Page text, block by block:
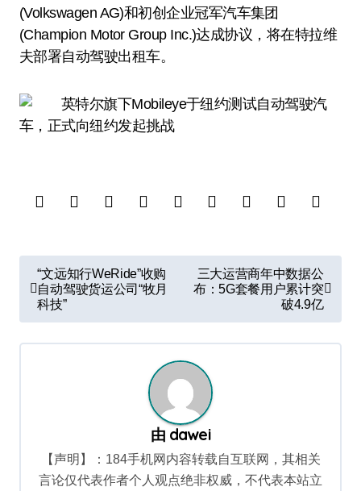
(Volkswagen AG)和初创企业冠军汽车集团
(Champion Motor Group Inc.)达成协议，将在特拉维
夫部署自动驾驶出租车。
文
章
导
航
“文远知行WeRide”收购
自动驾驶货运公司“牧月
科技”
三大运营商年中数据公
布：5G套餐用户累计突
破4.9亿
由 dawei
【声明】：184手机网内容转载自互联网，其相关
言论仅代表作者个人观点绝非权威，不代表本站立